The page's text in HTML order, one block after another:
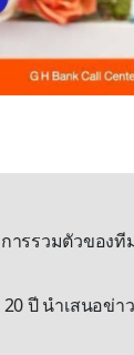
การรวมตัวของที
20 ปี นำเสนอข่า